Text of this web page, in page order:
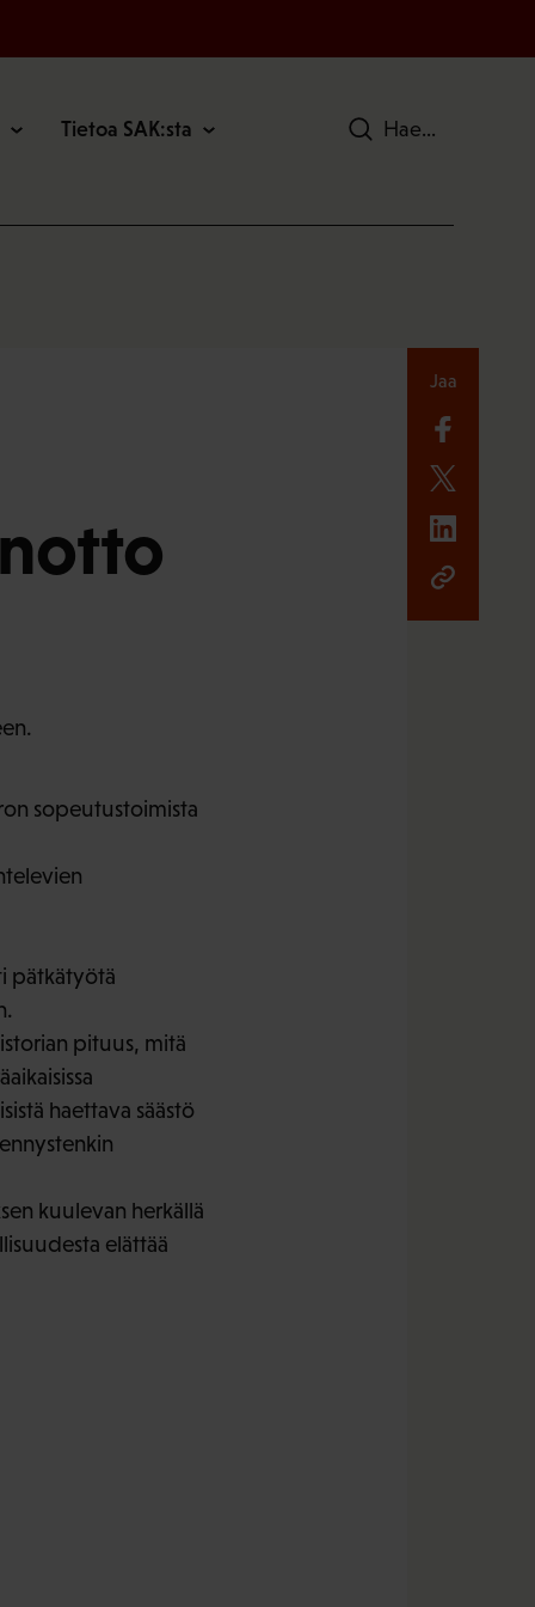
Tietoa SAK:sta Hae
sopeutustoimista
pätkätyötä
pituus, mitä
haettava säästö
kuulevan herkällä
elättää
Jaa